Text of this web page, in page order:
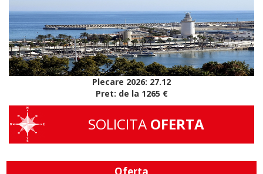
Plecare 2026: 27.12
Pret: de la 1265 €
SOLICITA OFERTA